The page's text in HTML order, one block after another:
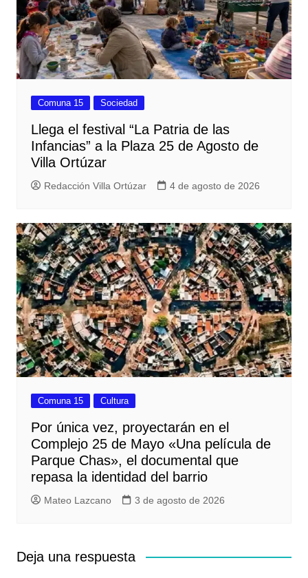
Comuna 15 Sociedad
Llega el festival “La Patria de las
Infancias” a la Plaza 25 de Agosto de
Villa Ortúzar
Redacción Villa Ortúzar 4 de agosto de 2026
Comuna 15 Cultura
Por única vez, proyectarán en el
Complejo 25 de Mayo «Una película de
Parque Chas», el documental que
repasa la identidad del barrio
Mateo Lazcano 3 de agosto de 2026
Deja una respuesta